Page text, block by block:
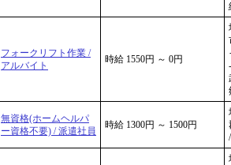
フォークリフト作業 /
アルバイト
時給 1550円 ～ 0円
無資格(ホームヘルパ
ー資格不要) / 派遣社員
時給 1300円 ～ 1500円
/